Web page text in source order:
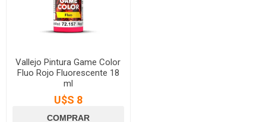
Vallejo Pintura Game Color
Fluo Rojo Fluorescente 18
ml
U$S 8